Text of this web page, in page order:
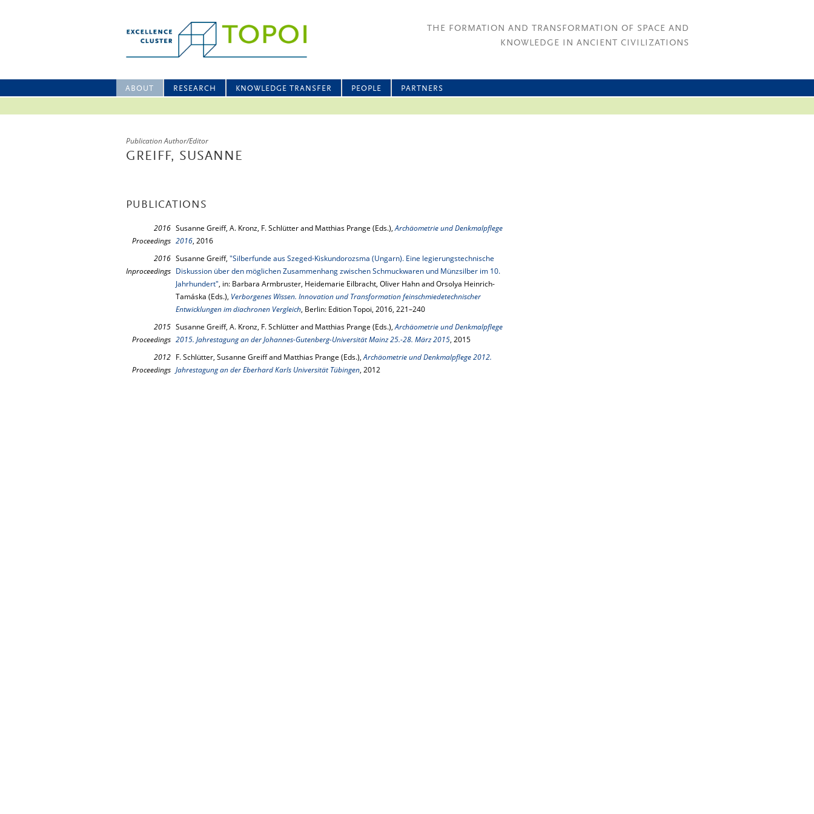
THE FORMATION AND TRANSFORMATION OF SPACE AND
KNOWLEDGE IN ANCIENT CIVILIZATIONS
ABOUT RESEARCH KNOWLEDGE TRANSFER PEOPLE PARTNERS
Publication Author/Editor
GREIFF, SUSANNE
PUBLICATIONS
2016
Proceedings
Susanne Greiff, A. Kronz, F. Schlütter and Matthias Prange (Eds.),Archäometrie und Denkmalpflege
2016, 2016
2016
Inproceedings
Susanne Greiff, "Silberfunde aus Szeged-Kiskundorozsma (Ungarn). Eine legierungstechnische
Diskussion über den möglichen Zusammenhang zwischen Schmuckwaren und Münzsilber im 10.
Jahrhundert", in: Barbara Armbruster, Heidemarie Eilbracht, Oliver Hahn and Orsolya Heinrich-
Tamáska (Eds.), Verborgenes Wissen. Innovation und Transformation feinschmiedetechnischer
Entwicklungen im diachronen Vergleich, Berlin: Edition Topoi, 2016, 221–240
2015
Proceedings
Susanne Greiff, A. Kronz, F. Schlütter and Matthias Prange (Eds.),Archäometrie und Denkmalpflege
2015. Jahrestagung an der Johannes-Gutenberg-Universität Mainz 25.-28. März 2015, 2015
2012
Proceedings
F. Schlütter, Susanne Greiff and Matthias Prange (Eds.),Archäometrie und Denkmalpflege 2012.
Jahrestagung an der Eberhard Karls Universität Tübingen, 2012